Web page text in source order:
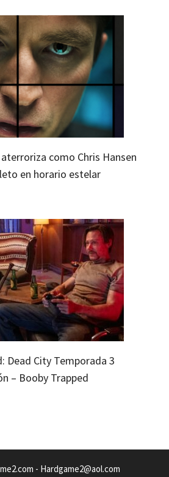
como Chris Hansen
en horario estelar
Dead City Temporada 3
– Booby Trapped
- Hardgame2@aol.com